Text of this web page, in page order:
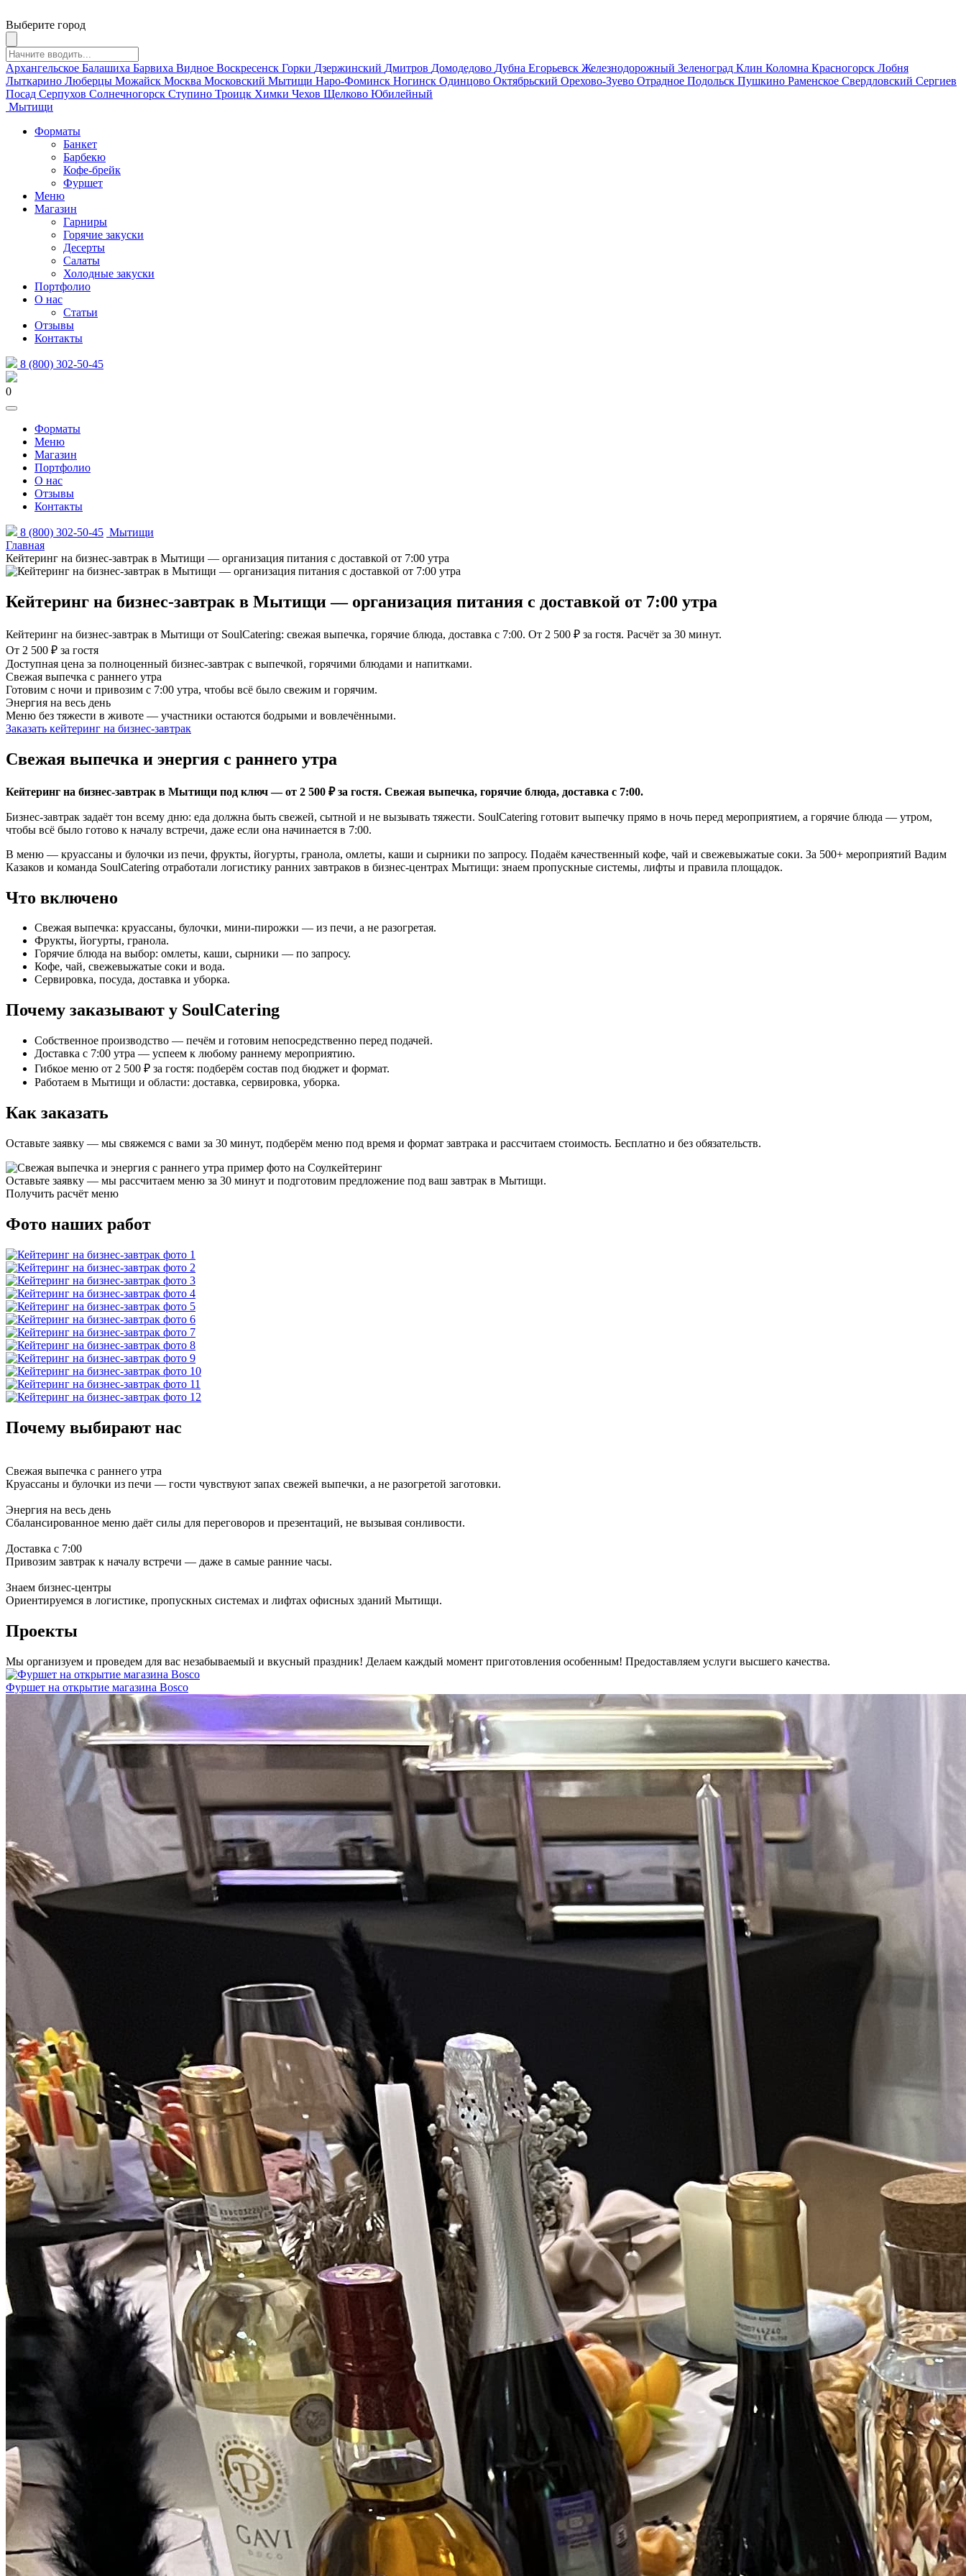
Выберите город
Архангельское Балашиха Барвиха Видное Воскресенск Горки Дзержинский Дмитров Домодедово Дубна Егорьевск Железнодорожный Зеленоград Клин Коломна Красногорск Лобня
Лыткарино Люберцы Можайск Москва Московский Мытищи Наро-Фоминск Ногинск Одинцово Октябрьский Орехово-Зуево Отрадное Подольск Пушкино Раменское Свердловский Сергиев
Посад Серпухов Солнечногорск Ступино Троицк Химки Чехов Щелково Юбилейный
Мытищи
Форматы
Банкет
Барбекю
Кофе-брейк
Фуршет
Меню
Магазин
Гарниры
Горячие закуски
Десерты
Салаты
Холодные закуски
Портфолио
О нас
Статьи
Отзывы
Контакты
8 (800) 302-50-45
0
Форматы
Меню
Магазин
Портфолио
О нас
Отзывы
Контакты
8 (800) 302-50-45 Мытищи
Главная
Кейтеринг на бизнес-завтрак в Мытищи — организация питания с доставкой от 7:00 утра
Кейтеринг на бизнес-завтрак в Мытищи — организация питания с доставкой от 7:00 утра
Кейтеринг на бизнес-завтрак в Мытищи от SoulCatering: свежая выпечка, горячие блюда, доставка с 7:00. От 2 500 ₽ за гостя. Расчёт за 30 минут.
От 2 500 ₽ за гостя
Доступная цена за полноценный бизнес-завтрак с выпечкой, горячими блюдами и напитками.
Свежая выпечка с раннего утра
Готовим с ночи и привозим с 7:00 утра, чтобы всё было свежим и горячим.
Энергия на весь день
Меню без тяжести в животе — участники остаются бодрыми и вовлечёнными.
Заказать кейтеринг на бизнес-завтрак
Свежая выпечка и энергия с раннего утра
Кейтеринг на бизнес-завтрак в Мытищи под ключ — от 2 500 ₽ за гостя. Свежая выпечка, горячие блюда, доставка с 7:00.
Бизнес-завтрак задаёт тон всему дню: еда должна быть свежей, сытной и не вызывать тяжести. SoulCatering готовит выпечку прямо в ночь перед мероприятием, а горячие блюда — утром,
чтобы всё было готово к началу встречи, даже если она начинается в 7:00.
В меню — круассаны и булочки из печи, фрукты, йогурты, гранола, омлеты, каши и сырники по запросу. Подаём качественный кофе, чай и свежевыжатые соки. За 500+ мероприятий Вадим
Казаков и команда SoulCatering отработали логистику ранних завтраков в бизнес-центрах Мытищи: знаем пропускные системы, лифты и правила площадок.
Что включено
Свежая выпечка: круассаны, булочки, мини-пирожки — из печи, а не разогретая.
Фрукты, йогурты, гранола.
Горячие блюда на выбор: омлеты, каши, сырники — по запросу.
Кофе, чай, свежевыжатые соки и вода.
Сервировка, посуда, доставка и уборка.
Почему заказывают у SoulCatering
Собственное производство — печём и готовим непосредственно перед подачей.
Доставка с 7:00 утра — успеем к любому раннему мероприятию.
Гибкое меню от 2 500 ₽ за гостя: подберём состав под бюджет и формат.
Работаем в Мытищи и области: доставка, сервировка, уборка.
Как заказать
Оставьте заявку — мы свяжемся с вами за 30 минут, подберём меню под время и формат завтрака и рассчитаем стоимость. Бесплатно и без обязательств.
Оставьте заявку — мы рассчитаем меню за 30 минут и подготовим предложение под ваш завтрак в Мытищи.
Получить расчёт меню
Фото наших работ
Почему выбирают нас
Свежая выпечка с раннего утра
Круассаны и булочки из печи — гости чувствуют запах свежей выпечки, а не разогретой заготовки.
Энергия на весь день
Сбалансированное меню даёт силы для переговоров и презентаций, не вызывая сонливости.
Доставка с 7:00
Привозим завтрак к началу встречи — даже в самые ранние часы.
Знаем бизнес-центры
Ориентируемся в логистике, пропускных системах и лифтах офисных зданий Мытищи.
Проекты
Мы организуем и проведем для вас незабываемый и вкусный праздник! Делаем каждый момент приготовления особенным! Предоставляем услуги высшего качества.
Фуршет на открытие магазина Bosco